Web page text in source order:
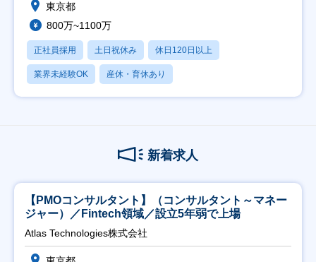
東京都
800万~1100万
正社員採用 土日祝休み 休日120日以上
業界未経験OK 産休・育休あり
新着求人
【PMOコンサルタント】（コンサルタント～マネー
ジャー）／Fintech領域／設立5年弱で上場
Atlas Technologies株式会社